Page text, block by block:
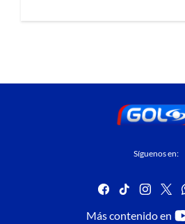
Síguenos en:
facebook
tiktok
Más contenido en